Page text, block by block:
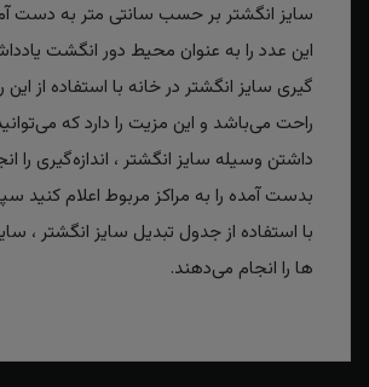
سایز انگشتر بر حسب سانتی متر به
این عدد را به عنوان محیط دور انگشت
گیری سایز انگشتر در خانه با استفاده از
راحت می‌باشد و این مزیت را دارد که
داشتن وسیله سایز انگشتر ، اندازه‌گیری را
بدست آمده را به مراکز مربوط اعلام کنید
با استفاده از جدول تبدیل سایز انگشتر ،
ها را انجام می‌دهند.